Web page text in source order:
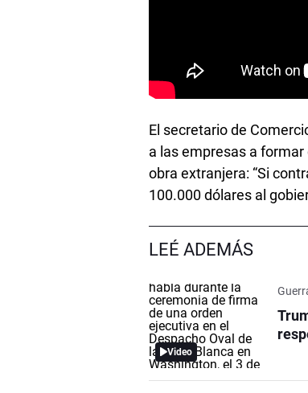
El secretario de
a las empresas a
obra extranjera: “Si
100.000 dólares al
LEÉ ADEMÁS
Video